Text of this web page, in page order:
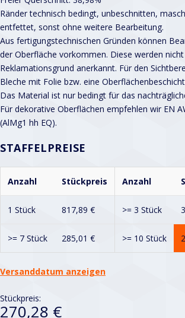
Ränder technisch bedingt, unbeschnitten,
entfettet, sonst ohne weitere Bearbeitung.
Aus fertigungstechnischen Gründen können
der Oberfläche vorkommen. Diese werden nicht
Reklamationsgrund anerkannt. Für den
Bleche mit Folie bzw. eine
Das Material ist nur bedingt für das
Für dekorative Oberflächen empfehlen wir EN
(AlMg1 hh EQ).
STAFFELPREISE
Anzahl Stückpreis Anzahl
1 Stück 817,89 € >= 3 Stück
>= 7 Stück 285,01 € >= 10 Stück
Versanddatum anzeigen
Stückpreis:
270,28 €